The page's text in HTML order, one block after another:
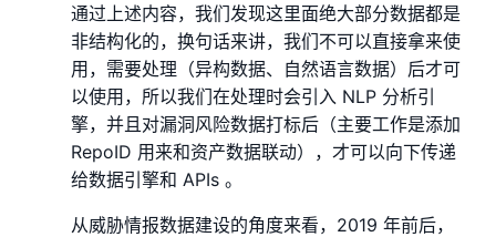
通过上述内容，我们发现这里面绝大部分数据都是
非结构化的，换句话来讲，我们不可以直接拿来使
用，需要处理（异构数据、自然语言数据）后才可
以使用，所以我们在处理时会引入 NLP 分析引
擎，并且对漏洞⻛险数据打标后（主要工作是添加
RepoID 用来和资产数据联动），才可以向下传递
给数据引擎和 APIs 。
从威胁情报数据建设的⻆度来看，2019 年前后，